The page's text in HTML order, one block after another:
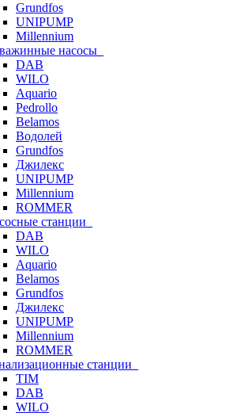
Grundfos
UNIPUMP
Millennium
насосы
DAB
WILO
Aquario
Pedrollo
Belamos
Водолей
Grundfos
Джилекс
UNIPUMP
Millennium
ROMMER
станции
DAB
WILO
Aquario
Belamos
Grundfos
Джилекс
UNIPUMP
Millennium
ROMMER
станции
TIM
DAB
WILO